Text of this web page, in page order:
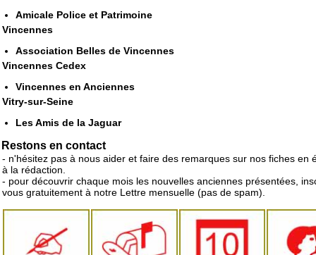
Amicale Police et Patrimoine
Vincennes
Association Belles de Vincennes
Vincennes Cedex
Vincennes en Anciennes
Vitry-sur-Seine
Les Amis de la Jaguar
Restons en contact
- n'hésitez pas à nous aider et faire des remarques sur nos fiches en
à la rédaction.
- pour découvrir chaque mois les nouvelles anciennes présentées,
vous gratuitement à notre Lettre mensuelle (pas de spam).